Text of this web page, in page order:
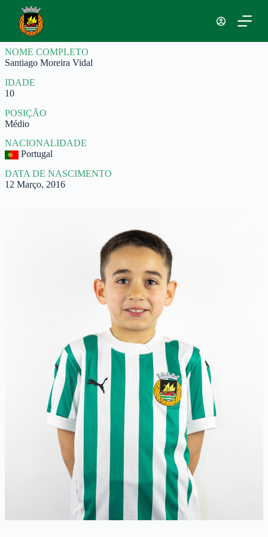
a
r
p
r
a
o
c
o
n
t
e
ú
d
NOME COMPLETO
Santiago Moreira Vidal
IDADE
10
POSIÇÃO
Médio
NACIONALIDADE
Portugal
DATA DE NASCIMENTO
12 Março, 2016